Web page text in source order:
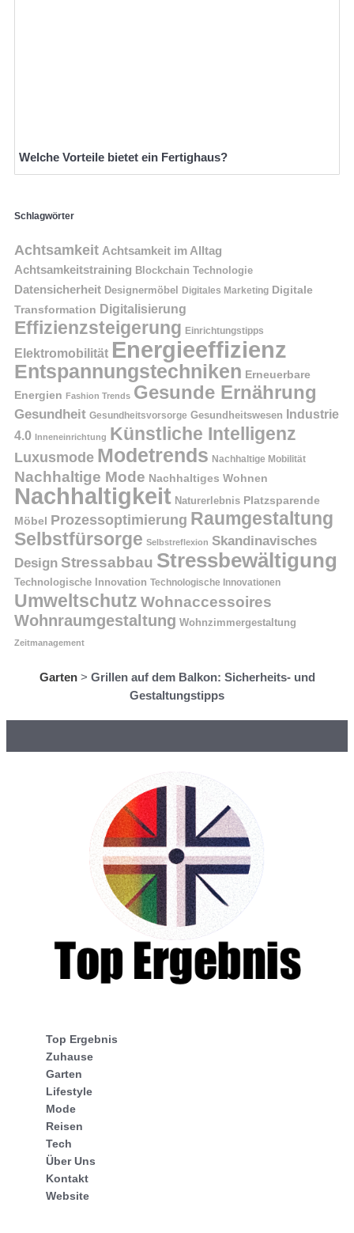
Welche Vorteile bietet ein Fertighaus?
Schlagwörter
Achtsamkeit Achtsamkeit im Alltag
Achtsamkeitstraining Blockchain Technologie
Datensicherheit Designermöbel Digitales Marketing Digitale
Transformation Digitalisierung
Effizienzsteigerung Einrichtungstipps
Elektromobilität Energieeffizienz
Entspannungstechniken Erneuerbare
Energien Fashion Trends Gesunde Ernährung
Gesundheit Gesundheitsvorsorge Gesundheitswesen
Industrie
4.0
Inneneinrichtung Künstliche Intelligenz
Luxusmode Modetrends Nachhaltige Mobilität
Nachhaltige Mode Nachhaltiges Wohnen
Nachhaltigkeit Naturerlebnis Platzsparende
Möbel
Prozessoptimierung Raumgestaltung
Selbstfürsorge Selbstreflexion Skandinavisches
Design Stressabbau Stressbewältigung
Technologische Innovation Technologische Innovationen
Umweltschutz Wohnaccessoires
Wohnraumgestaltung Wohnzimmergestaltung
Zeitmanagement
Garten> Grillen auf dem Balkon: Sicherheits- und
Gestaltungstipps
Top Ergebnis
Zuhause
Garten
Lifestyle
Mode
Reisen
Tech
Über Uns
Kontakt
Website